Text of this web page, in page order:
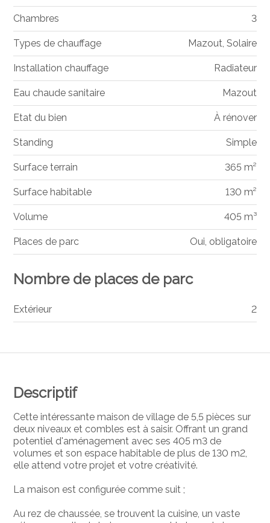
Descriptif
Cette intéressante maison de village de 5,5 pièces sur
deux niveaux et combles est à saisir. Offrant un grand
potentiel d'aménagement avec ses 405 m3 de
volumes et son espace habitable de plus de 130 m2,
elle attend votre projet et votre créativité.
La maison est configurée comme suit ;
Au rez de chaussée, se trouvent la cuisine, un vaste
Chambres 3
Types de chauffage Mazout, Solaire
Installation chauffage Radiateur
Eau chaude sanitaire Mazout
Etat du bien À rénover
Standing Simple
Surface terrain 365 m²
Surface habitable 130 m²
Volume 405 m³
Places de parc Oui, obligatoire
Nombre de places de parc
Extérieur 2